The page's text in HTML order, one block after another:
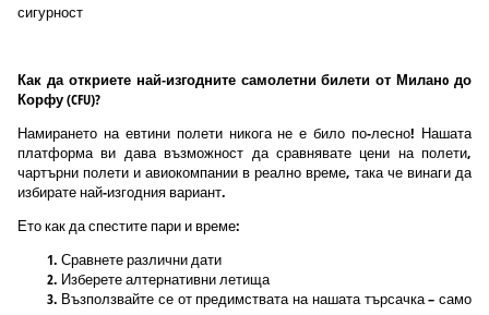
сигурност
Как да откриете най-изгодните самолетни билети от Миланo до
Корфу (CFU)?
Намирането на евтини полети никога не е било по-лесно! Нашата
платформа ви дава възможност да сравнявате цени на полети,
чартърни полети и авиокомпании в реално време, така че винаги да
избирате най-изгодния вариант.
Ето как да спестите пари и време:
Сравнете различни дати
Изберете алтернативни летища
Възползвайте се от предимствата на нашата търсачка – само